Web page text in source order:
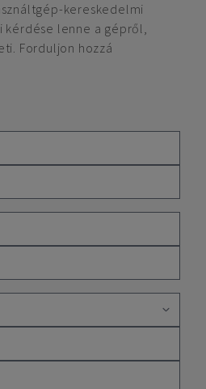
kereskedelmi
kérdése lenne a gépről,
Forduljon hozzá